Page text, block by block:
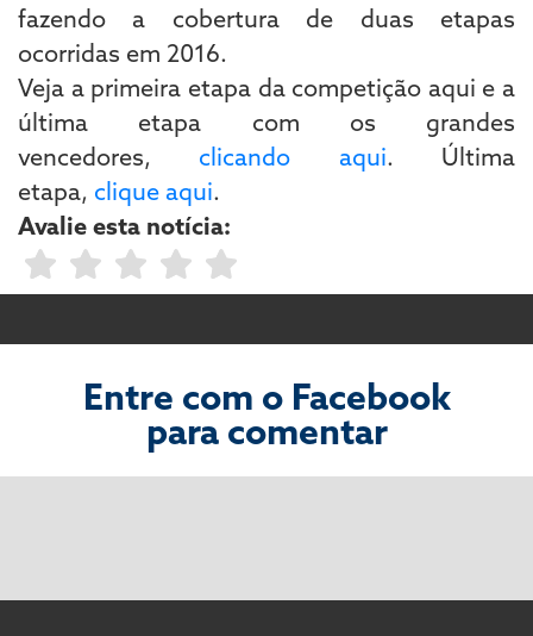
fazendo a cobertura de duas etapas
ocorridas em 2016.
Veja a primeira etapa da competição aqui e a
última etapa com os grandes
vencedores, clicando aqui. Última
etapa, clique aqui.
Avalie esta notícia:
Entre com o Facebook
para comentar